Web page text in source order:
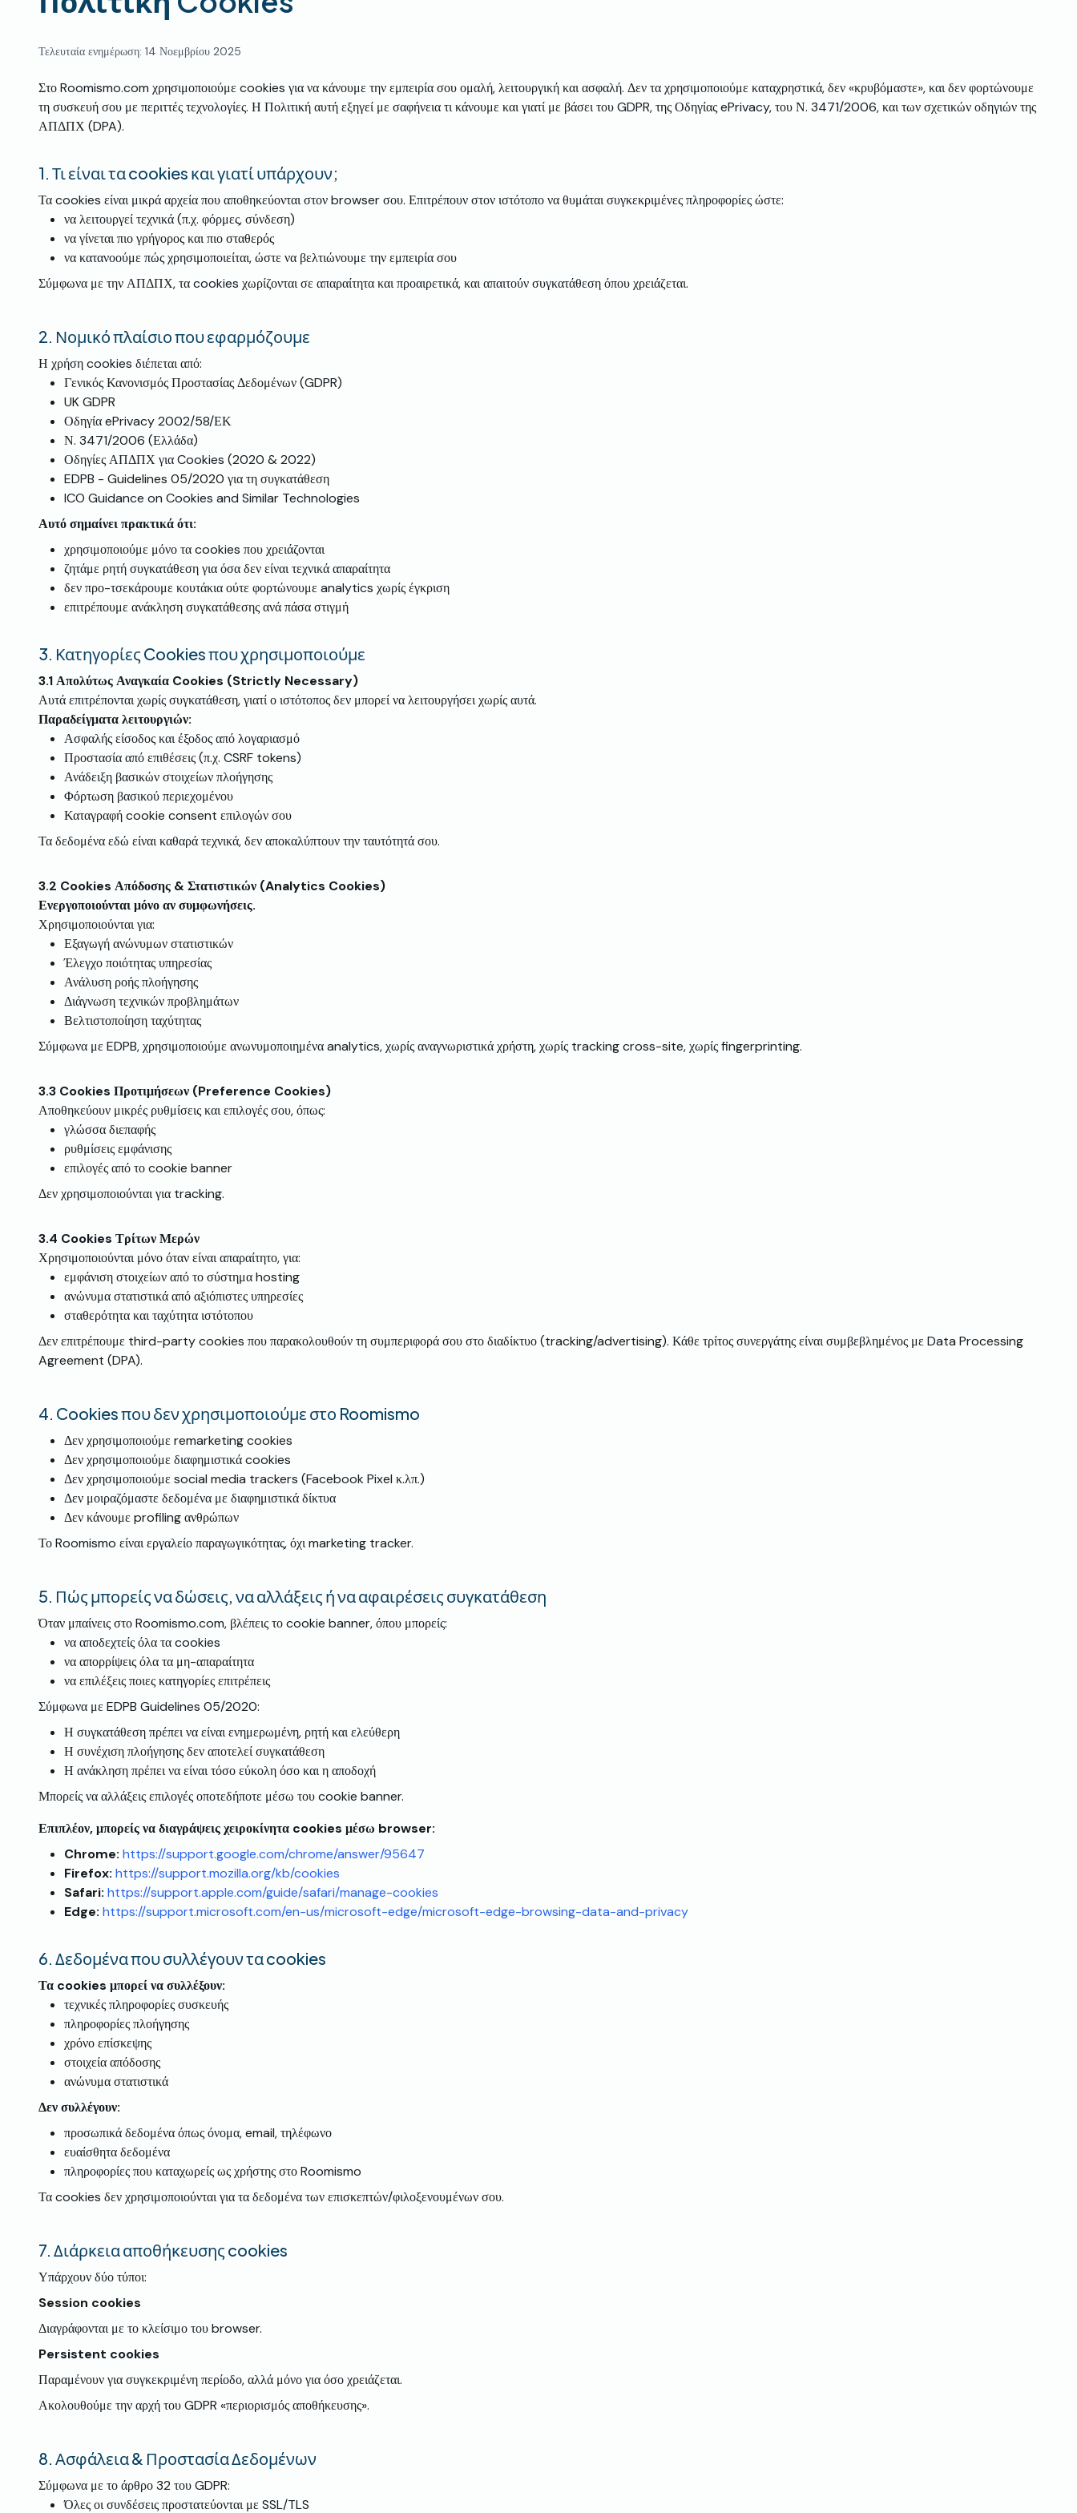
Τελευταία ενημέρωση: 14 Νοεμβρίου 2025
Στο Roomismo.com χρησιμοποιούμε cookies για να κάνουμε την εμπειρία σου ομαλή, λειτουργική και ασφαλή. Δεν τα χρησιμοποιούμε καταχρηστικά, δεν «κρυβόμαστε», και δεν φορτώνουμε
τη συσκευή σου με περιττές τεχνολογίες. Η Πολιτική αυτή εξηγεί με σαφήνεια τι κάνουμε και γιατί με βάσει του GDPR, της Οδηγίας ePrivacy, του Ν. 3471/2006, και των σχετικών οδηγιών της
ΑΠΔΠΧ (DPA).
1. Τι είναι τα cookies και γιατί υπάρχουν;
Τα cookies είναι μικρά αρχεία που αποθηκεύονται στον browser σου. Επιτρέπουν στον ιστότοπο να θυμάται συγκεκριμένες πληροφορίες ώστε:
να λειτουργεί τεχνικά (π.χ. φόρμες, σύνδεση)
να γίνεται πιο γρήγορος και πιο σταθερός
να κατανοούμε πώς χρησιμοποιείται, ώστε να βελτιώνουμε την εμπειρία σου
Σύμφωνα με την ΑΠΔΠΧ, τα cookies χωρίζονται σε απαραίτητα και προαιρετικά, και απαιτούν συγκατάθεση όπου χρειάζεται.
2. Νομικό πλαίσιο που εφαρμόζουμε
Η χρήση cookies διέπεται από:
Γενικός Κανονισμός Προστασίας Δεδομένων (GDPR)
UK GDPR
Οδηγία ePrivacy 2002/58/ΕΚ
Ν. 3471/2006 (Ελλάδα)
Οδηγίες ΑΠΔΠΧ για Cookies (2020 & 2022)
EDPB - Guidelines 05/2020 για τη συγκατάθεση
ICO Guidance on Cookies and Similar Technologies
Αυτό σημαίνει πρακτικά ότι:
χρησιμοποιούμε μόνο τα cookies που χρειάζονται
ζητάμε ρητή συγκατάθεση για όσα δεν είναι τεχνικά απαραίτητα
δεν προ-τσεκάρουμε κουτάκια ούτε φορτώνουμε analytics χωρίς έγκριση
επιτρέπουμε ανάκληση συγκατάθεσης ανά πάσα στιγμή
3. Κατηγορίες Cookies που χρησιμοποιούμε
3.1Απολύτως Αναγκαία Cookies (Strictly Necessary)
Αυτά επιτρέπονται χωρίς συγκατάθεση, γιατί ο ιστότοπος δεν μπορεί να λειτουργήσει χωρίς αυτά.
Παραδείγματα λειτουργιών:
Ασφαλής είσοδος και έξοδος από λογαριασμό
Προστασία από επιθέσεις (π.χ. CSRF tokens)
Ανάδειξη βασικών στοιχείων πλοήγησης
Φόρτωση βασικού περιεχομένου
Καταγραφή cookie consent επιλογών σου
Τα δεδομένα εδώ είναι καθαρά τεχνικά, δεν αποκαλύπτουν την ταυτότητά σου.
3.2 Cookies Απόδοσης & Στατιστικών (Analytics Cookies)
Ενεργοποιούνται μόνο αν συμφωνήσεις.
Χρησιμοποιούνται για:
Εξαγωγή ανώνυμων στατιστικών
Έλεγχο ποιότητας υπηρεσίας
Ανάλυση ροής πλοήγησης
Διάγνωση τεχνικών προβλημάτων
Βελτιστοποίηση ταχύτητας
Σύμφωνα με EDPB, χρησιμοποιούμε ανωνυμοποιημένα analytics, χωρίς αναγνωριστικά χρήστη, χωρίς tracking cross-site, χωρίς fingerprinting.
3.3 Cookies Προτιμήσεων (Preference Cookies)
Αποθηκεύουν μικρές ρυθμίσεις και επιλογές σου, όπως:
γλώσσα διεπαφής
ρυθμίσεις εμφάνισης
επιλογές από το cookie banner
Δεν χρησιμοποιούνται για tracking.
3.4 Cookies Τρίτων Μερών
Χρησιμοποιούνται μόνο όταν είναι απαραίτητο, για:
εμφάνιση στοιχείων από το σύστημα hosting
ανώνυμα στατιστικά από αξιόπιστες υπηρεσίες
σταθερότητα και ταχύτητα ιστότοπου
Δεν επιτρέπουμε third-party cookies που παρακολουθούν τη συμπεριφορά σου στο διαδίκτυο (tracking/advertising). Κάθε τρίτος συνεργάτης είναι συμβεβλημένος με Data Processing
Agreement (DPA).
4. Cookies που δεν χρησιμοποιούμε στο Roomismo
Δεν χρησιμοποιούμε remarketing cookies
Δεν χρησιμοποιούμε διαφημιστικά cookies
Δεν χρησιμοποιούμε social media trackers (Facebook Pixel κ.λπ.)
Δεν μοιραζόμαστε δεδομένα με διαφημιστικά δίκτυα
Δεν κάνουμε profiling ανθρώπων
Το Roomismo είναι εργαλείο παραγωγικότητας, όχι marketing tracker.
5. Πώς μπορείς να δώσεις, να αλλάξεις ή να αφαιρέσεις συγκατάθεση
Όταν μπαίνεις στο Roomismo.com, βλέπεις το cookie banner, όπου μπορείς:
να αποδεχτείς όλα τα cookies
να απορρίψεις όλα τα μη-απαραίτητα
να επιλέξεις ποιες κατηγορίες επιτρέπεις
Σύμφωνα με EDPB Guidelines 05/2020:
Η συγκατάθεση πρέπει να είναι ενημερωμένη, ρητή και ελεύθερη
Η συνέχιση πλοήγησης δεν αποτελεί συγκατάθεση
Η ανάκληση πρέπει να είναι τόσο εύκολη όσο και η αποδοχή
Μπορείς να αλλάξεις επιλογές οποτεδήποτε μέσω του cookie banner.
Επιπλέον, μπορείς να διαγράψεις χειροκίνητα cookies μέσω browser:
Chrome: https://support.google.com/chrome/answer/95647
Firefox: https://support.mozilla.org/kb/cookies
Safari: https://support.apple.com/guide/safari/manage-cookies
Edge: https://support.microsoft.com/en-us/microsoft-edge/microsoft-edge-browsing-data-and-privacy
6. Δεδομένα που συλλέγουν τα cookies
Τα cookies μπορεί να συλλέξουν:
τεχνικές πληροφορίες συσκευής
πληροφορίες πλοήγησης
χρόνο επίσκεψης
στοιχεία απόδοσης
ανώνυμα στατιστικά
Δεν συλλέγουν:
προσωπικά δεδομένα όπως όνομα, email, τηλέφωνο
ευαίσθητα δεδομένα
πληροφορίες που καταχωρείς ως χρήστης στο Roomismo
Τα cookies δεν χρησιμοποιούνται για τα δεδομένα των επισκεπτών/φιλοξενουμένων σου.
7. Διάρκεια αποθήκευσης cookies
Υπάρχουν δύο τύποι:
Session cookies
Διαγράφονται με το κλείσιμο του browser.
Persistent cookies
Παραμένουν για συγκεκριμένη περίοδο, αλλά μόνο για όσο χρειάζεται.
Ακολουθούμε την αρχή του GDPR «περιορισμός αποθήκευσης».
8. Ασφάλεια & Προστασία Δεδομένων
Σύμφωνα με το άρθρο 32 του GDPR:
Όλες οι συνδέσεις προστατεύονται με SSL/TLS